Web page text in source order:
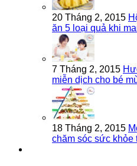
20 Tháng 2, 2015
ăn 5 loại quả khi
7 Tháng 2, 2015
miễn dịch cho bé
18 Tháng 2, 2015
chăm sóc sức khỏe